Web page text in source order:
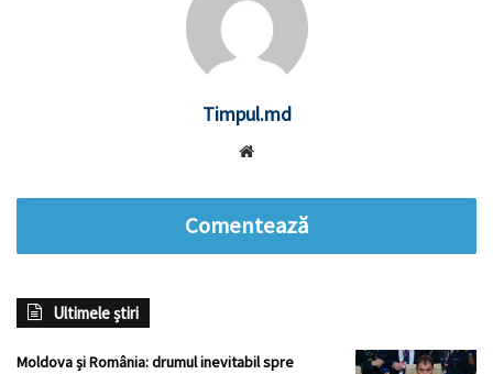
Timpul.md
Comentează
Ultimele știri
Moldova și România: drumul inevitabil spre